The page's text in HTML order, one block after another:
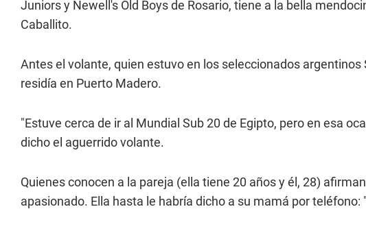
Juniors y Newell's Old Boys de Rosario, tiene a la bella
Caballito.
Antes el volante, quien estuvo en los seleccionados argentinos
residía en Puerto Madero.
"Estuve cerca de ir al Mundial Sub 20 de Egipto, pero en esa
dicho el aguerrido volante.
Quienes conocen a la pareja (ella tiene 20 años y él, 28)
apasionado. Ella hasta le habría dicho a su mamá por teléfono: